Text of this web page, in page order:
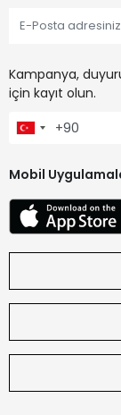
Kampanya,
için kayıt olun.
Mobil